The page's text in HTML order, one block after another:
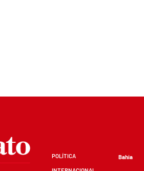
POLÍTICA Bahia